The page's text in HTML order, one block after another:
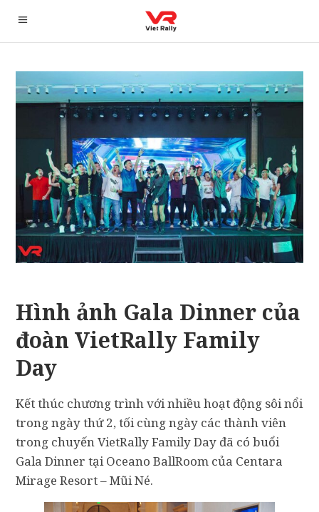
Hình ảnh Gala Dinner của
đoàn VietRally Family
Day
Kết thúc chương trình với nhiều hoạt động sôi nổi
trong ngày thứ 2, tối cùng ngày các thành viên
trong chuyến VietRally Family Day đã có buổi
Gala Dinner tại Oceano BallRoom của Centara
Mirage Resort – Mũi Né.